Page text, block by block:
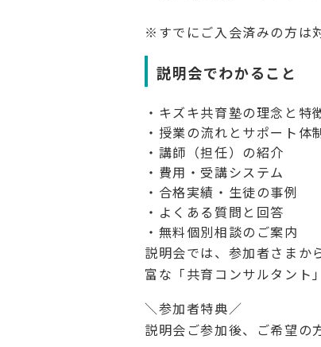
※すでにご入会済みの方は
説明会でわかること
・キズキ共育塾の理念と特
・授業の流れとサポート体
・講師（担任）の紹介
・費用・受講システム
・合格実績・生徒の事例
・よくある質問と回答
・無料個別相談のご案内
説明会では、参加者さまか
富な「共育コンサルタント
＼参加者特典／
説明会ご参加後、ご希望の